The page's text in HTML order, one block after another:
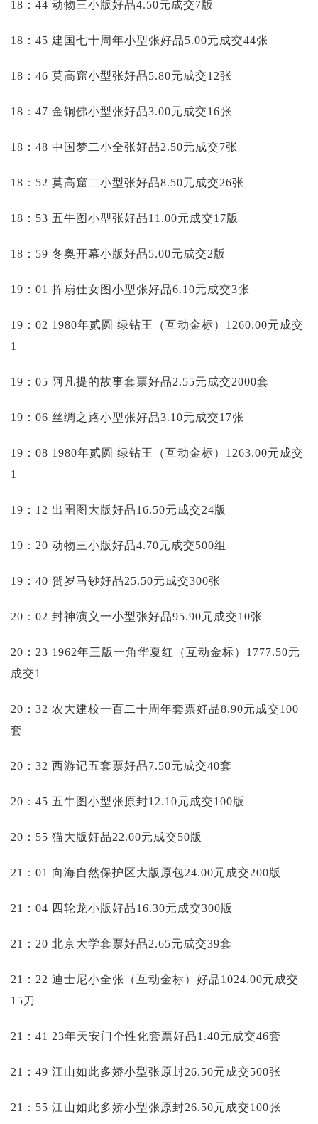
18：44 动物三小版好品4.50元成交7版
18：45 建国七十周年小型张好品5.00元成交44张
18：46 莫高窟小型张好品5.80元成交12张
18：47 金铜佛小型张好品3.00元成交16张
18：48 中国梦二小全张好品2.50元成交7张
18：52 莫高窟二小型张好品8.50元成交26张
18：53 五牛图小型张好品11.00元成交17版
18：59 冬奥开幕小版好品5.00元成交2版
19：01 挥扇仕女图小型张好品6.10元成交3张
19：02 1980年贰圆 绿钻王（互动金标）1260.00元成交
1
19：05 阿凡提的故事套票好品2.55元成交2000套
19：06 丝绸之路小型张好品3.10元成交17张
19：08 1980年贰圆 绿钻王（互动金标）1263.00元成交
1
19：12 出圉图大版好品16.50元成交24版
19：20 动物三小版好品4.70元成交500组
19：40 贺岁马钞好品25.50元成交300张
20：02 封神演义一小型张好品95.90元成交10张
20：23 1962年三版一角华夏红（互动金标）1777.50元
成交1
20：32 农大建校一百二十周年套票好品8.90元成交100
套
20：32 西游记五套票好品7.50元成交40套
20：45 五牛图小型张原封12.10元成交100版
20：55 猫大版好品22.00元成交50版
21：01 向海自然保护区大版原包24.00元成交200版
21：04 四轮龙小版好品16.30元成交300版
21：20 北京大学套票好品2.65元成交39套
21：22 迪士尼小全张（互动金标）好品1024.00元成交
15刀
21：41 23年天安门个性化套票好品1.40元成交46套
21：49 江山如此多娇小型张原封26.50元成交500张
21：55 江山如此多娇小型张原封26.50元成交100张